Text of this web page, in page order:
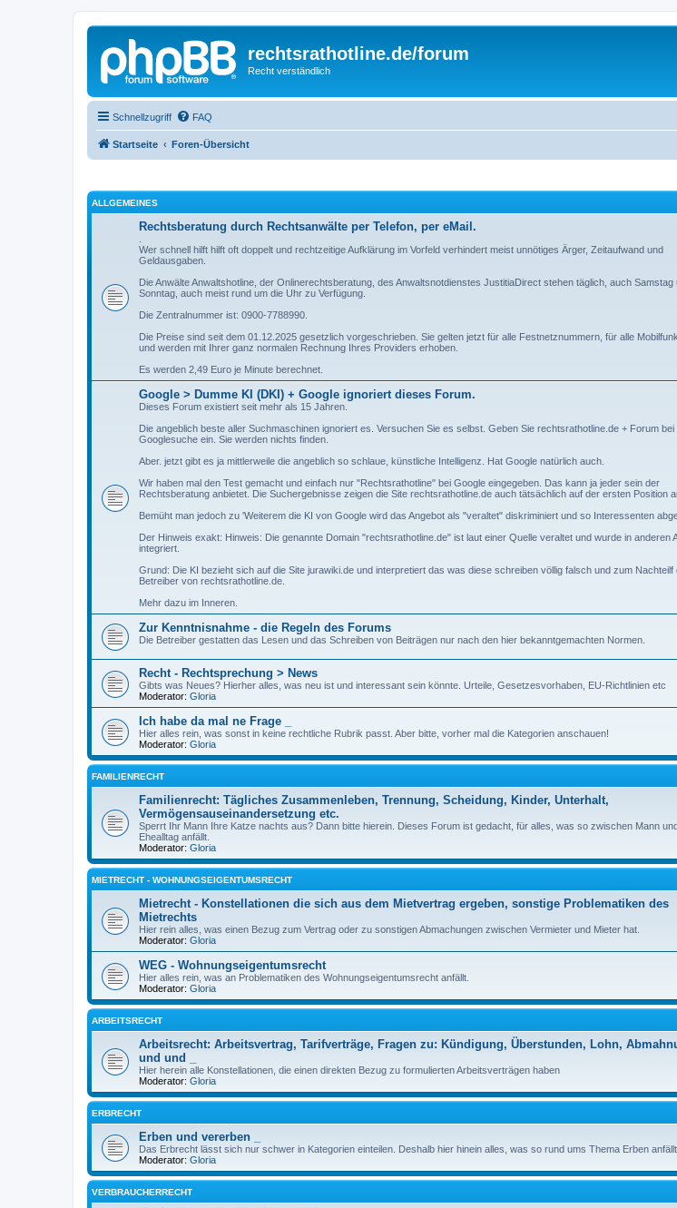
rechtsrathotline.de/forum
Recht verständlich
Schnellzugriff FAQ
Startseite Foren-Übersicht
ALLGEMEINES
Rechtsberatung durch Rechtsanwälte per Telefon, per eMail.
Wer schnell hilft hilft oft doppelt und rechtzeitige Aufklärung im Vorfeld verhindert meist unnötiges Ärger, Zeitaufwand und
Geldausgaben.
Die Anwälte Anwaltshotline, der Onlinerechtsberatung, des Anwaltsnotdienstes JustitiaDirect stehen täglich, auch Samstag
Sonntag, auch meist rund um die Uhr zu Verfügung.
Die Zentralnummer ist: 0900-7788990.
Die Preise sind seit dem 01.12.2025 gesetzlich vorgeschrieben. Sie gelten jetzt für alle Festnetznummern, für alle
und werden mit Ihrer ganz normalen Rechnung Ihres Providers erhoben.
Es werden 2,49 Euro je Minute berechnet.
Google > Dumme KI (DKI) + Google ignoriert dieses Forum.
Dieses Forum existiert seit mehr als 15 Jahren.
Die angeblich beste aller Suchmaschinen ignoriert es. Versuchen Sie es selbst. Geben Sie rechtsrathotline.de + Forum bei
Googlesuche ein. Sie werden nichts finden.
Aber. jetzt gibt es ja mittlerweile die angeblich so schlaue, künstliche Intelligenz. Hat Google natürlich auch.
Wir haben mal den Test gemacht und einfach nur "Rechtsrathotline" bei Google eingegeben. Das kann ja jeder sein der
Rechtsberatung anbietet. Die Suchergebnisse zeigen die Site rechtsrathotline.de auch tätsächlich auf der ersten Position
Bemüht man jedoch zu 'Weiterem die KI von Google wird das Angebot als "veraltet" diskriminiert und so Interessenten
Der Hinweis exakt: Hinweis: Die genannte Domain "rechtsrathotline.de" ist laut einer Quelle veraltet und wurde in anderen
integriert.
Grund: Die KI bezieht sich auf die Site jurawiki.de und interpretiert das was diese schreiben völlig falsch und zum Nachteilf
Betreiber von rechtsrathotline.de.
Mehr dazu im Inneren.
Zur Kenntnisnahme - die Regeln des Forums
Die Betreiber gestatten das Lesen und das Schreiben von Beiträgen nur nach den hier bekanntgemachten Normen.
Recht - Rechtsprechung > News
Gibts was Neues? Hierher alles, was neu ist und interessant sein könnte. Urteile, Gesetzesvorhaben, EU-Richtlinien etc
Moderator: Gloria
Ich habe da mal ne Frage _
Hier alles rein, was sonst in keine rechtliche Rubrik passt. Aber bitte, vorher mal die Kategorien anschauen!
Moderator: Gloria
FAMILIENRECHT
Familienrecht: Tägliches Zusammenleben, Trennung, Scheidung, Kinder, Unterhalt,
Vermögensauseinandersetzung etc.
Sperrt Ihr Mann Ihre Katze nachts aus? Dann bitte hierein. Dieses Forum ist gedacht, für alles, was so zwischen Mann
Ehealltag anfällt.
Moderator: Gloria
MIETRECHT - WOHNUNGSEIGENTUMSRECHT
Mietrecht - Konstellationen die sich aus dem Mietvertrag ergeben, sonstige Problematiken des
Mietrechts
Hier rein alles, was einen Bezug zum Vertrag oder zu sonstigen Abmachungen zwischen Vermieter und Mieter hat.
Moderator: Gloria
WEG - Wohnungseigentumsrecht
Hier alles rein, was an Problematiken des Wohnungseigentumsrecht anfällt.
Moderator: Gloria
ARBEITSRECHT
Arbeitsrecht: Arbeitsvertrag, Tarifverträge, Fragen zu: Kündigung, Überstunden, Lohn,
und und _
Hier herein alle Konstellationen, die einen direkten Bezug zu formulierten Arbeitsverträgen haben
Moderator: Gloria
ERBRECHT
Erben und vererben _
Das Erbrecht lässt sich nur schwer in Kategorien einteilen. Deshalb hier hinein alles, was so rund ums Thema Erben anfällt.
Moderator: Gloria
VERBRAUCHERRECHT